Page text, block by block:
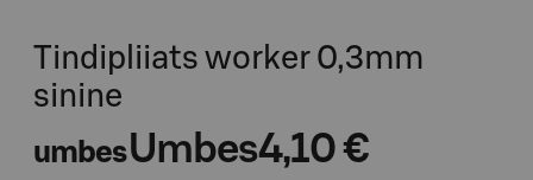
Tindipliiats worker 0,3mm
sinine
umbesUmbes4,10 €